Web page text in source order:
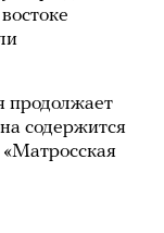
продолжает
содержится